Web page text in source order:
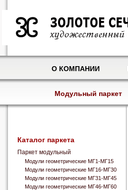
О КОМПАНИИ
Модульный паркет
Каталог паркета
Паркет модульный
Модули геометрические МГ1-МГ15
Модули геометрические МГ16-МГ30
Модули геометрические МГ31-МГ45
Модули геометрические МГ46-МГ60